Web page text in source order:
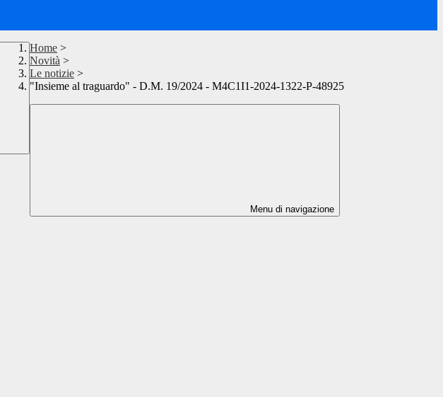
Home >
Novità >
Le notizie >
"Insieme al traguardo" - D.M. 19/2024 - M4C1I1-2024-1322-P-48925
Menu di navigazione